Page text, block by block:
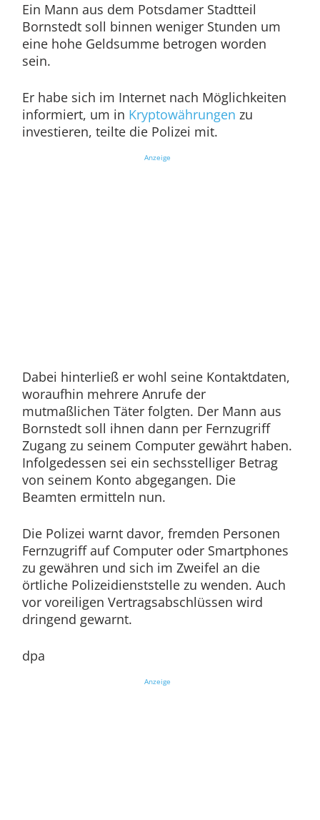
Ein Mann aus dem Potsdamer Stadtteil
Bornstedt soll binnen weniger Stunden um
eine hohe Geldsumme betrogen worden
sein.
Er habe sich im Internet nach Möglichkeiten
informiert, um in Kryptowährungen zu
investieren, teilte die Polizei mit.
Anzeige
Dabei hinterließ er wohl seine Kontaktdaten,
woraufhin mehrere Anrufe der
mutmaßlichen Täter folgten. Der Mann aus
Bornstedt soll ihnen dann per Fernzugriff
Zugang zu seinem Computer gewährt haben.
Infolgedessen sei ein sechsstelliger Betrag
von seinem Konto abgegangen. Die
Beamten ermitteln nun.
Die Polizei warnt davor, fremden Personen
Fernzugriff auf Computer oder Smartphones
zu gewähren und sich im Zweifel an die
örtliche Polizeidienststelle zu wenden. Auch
vor voreiligen Vertragsabschlüssen wird
dringend gewarnt.
dpa
Anzeige